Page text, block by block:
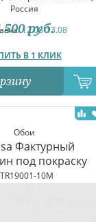
Россия
12.08-13.08
В 1 КЛИК
500 руб.
Обои
Фактурный
под покраску
10M